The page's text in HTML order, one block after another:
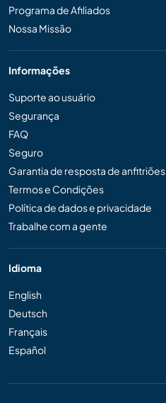
Programa de Afiliados
Nossa Missão
Informações
Suporte ao usuário
Segurança
FAQ
Seguro
Garantia de resposta de anfitriões
Termos e Condições
Política de dados e privacidade
Trabalhe com a gente
Idioma
English
Deutsch
Français
Español